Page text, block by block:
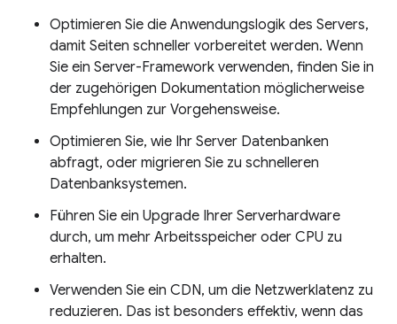
Optimieren Sie die Anwendungslogik des Servers,
damit Seiten schneller vorbereitet werden. Wenn
Sie ein Server-Framework verwenden, finden Sie in
der zugehörigen Dokumentation möglicherweise
Empfehlungen zur Vorgehensweise.
Optimieren Sie, wie Ihr Server Datenbanken
abfragt, oder migrieren Sie zu schnelleren
Datenbanksystemen.
Führen Sie ein Upgrade Ihrer Serverhardware
durch, um mehr Arbeitsspeicher oder CPU zu
erhalten.
Verwenden Sie ein CDN, um die Netzwerklatenz zu
reduzieren. Das ist besonders effektiv, wenn das